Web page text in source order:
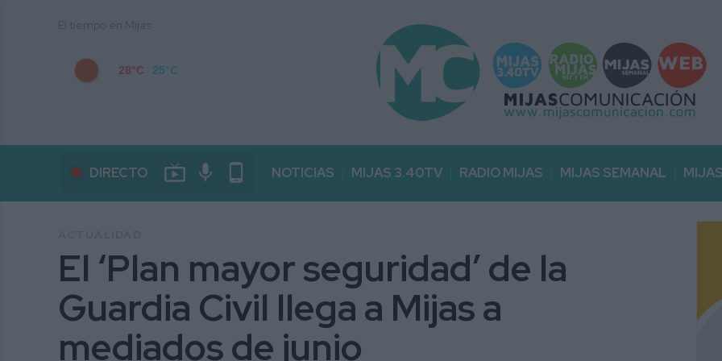
28°C 25°C
DIRECTO live_tv mic phone_android NOTICIAS MIJAS 3.40TV RADIO MIJAS MIJAS SEMANAL
El ‘Plan mayor seguridad’ de la
Guardia Civil llega a Mijas a
mediados de junio